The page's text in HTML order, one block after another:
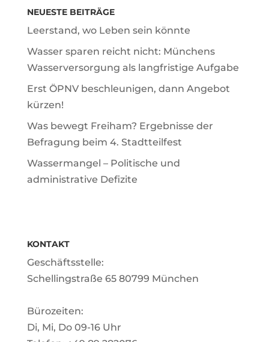
NEUESTE BEITRÄGE
Leerstand, wo Leben sein könnte
Wasser sparen reicht nicht: Münchens
Wasserversorgung als langfristige Aufgabe
Erst ÖPNV beschleunigen, dann Angebot
kürzen!
Was bewegt Freiham? Ergebnisse der
Befragung beim 4. Stadtteilfest
Wassermangel – Politische und
administrative Defizite
KONTAKT
Geschäftsstelle:
Schellingstraße 65 80799 München
Bürozeiten:
Di, Mi, Do 09-16 Uhr